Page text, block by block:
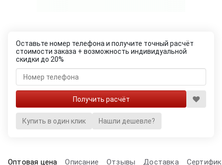
Оставьте номер телефона и получите точный расчёт
стоимости заказа + возможность индивидуальной
скидки до 20%
Купить в один клик Нашли дешевле?
Оптовая цена Описание Отзывы Доставка